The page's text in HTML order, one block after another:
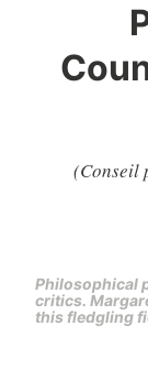
(Conseil
Philosophical
critics.
this fledgling